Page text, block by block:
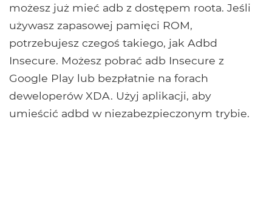
możesz już mieć adb z dostępem roota. Jeśli
używasz zapasowej pamięci ROM,
potrzebujesz czegoś takiego, jak Adbd
Insecure. Możesz pobrać adb Insecure z
Google Play lub bezpłatnie na forach
deweloperów XDA. Użyj aplikacji, aby
umieścić adbd w niezabezpieczonym trybie.